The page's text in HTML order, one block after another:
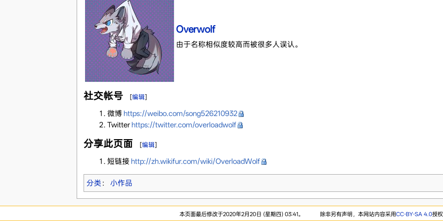
Overwolf
由于名称相似度较高而被很多人误认。
社交帐号 [编辑]
微博 https://weibo.com/song526210932
Twitter https://twitter.com/overloadwolf
分享此页面 [编辑]
短链接 http://zh.wikifur.com/wiki/OverloadWolf
分类 ： 小作品
本页面最后修改于2020年2月20日 (星期四) 03:41。 除非另有声明，本网站内容采用CC-BY-SA 4.0授权